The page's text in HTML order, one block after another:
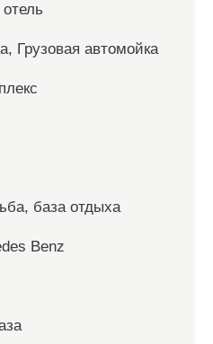
Грузовая автомойка
база отдыха
Benz